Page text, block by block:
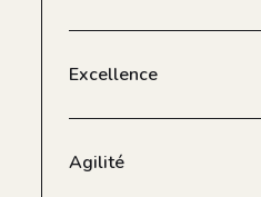
est différente, nous nous
besoins et sommes à
tolérance.
Excellence
Nous en avons fait une
est pour nous la preuve
Agilité